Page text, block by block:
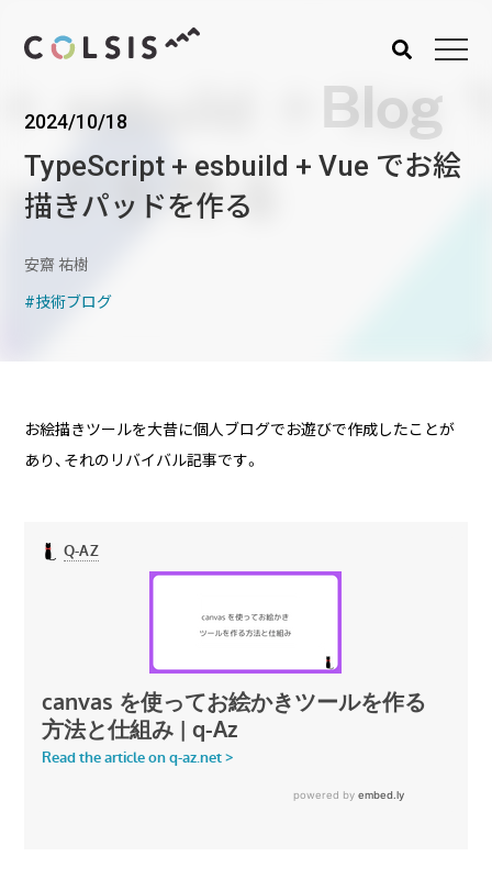
About us
コルシスについて サービス
トラベルソリューション
Works
お客様インタビュー
Blog
News
Contact
お問い合わせ
Blog
2024/10/18
TypeScript + esbuild + Vue でお絵
描きパッドを作る
安齋 祐樹
技術ブログ
お絵描きツールを大昔に個人ブログでお遊びで作成したことが
あり、それのリバイバル記事です。